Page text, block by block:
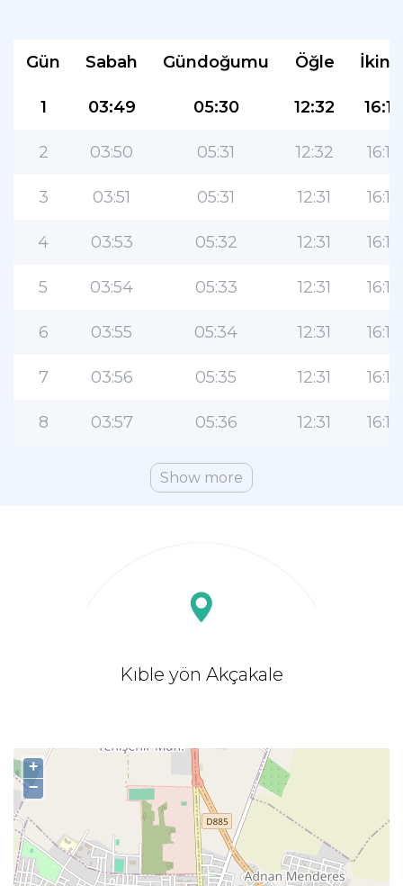
Gün Sabah Gündoğumu Öğle
1 03:49 05:30 12:32 16:19
2 03:50 05:31 12:32 16:18
3 03:51 05:31 12:31 16:18
4 03:53 05:32 12:31 16:18
5 03:54 05:33 12:31 16:18
6 03:55 05:34 12:31 16:17
7 03:56 05:35 12:31 16:17
8 03:57 05:36 12:31 16:16
Show more
Kıble yön Akçakale
+
−